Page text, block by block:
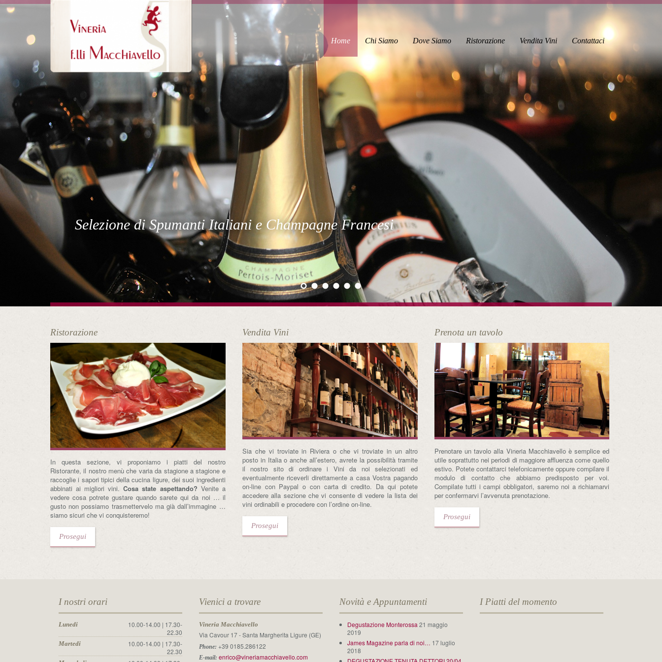
Home Chi Siamo Dove Siamo Ristorazione Vendita Vini Contattaci
Selezione di Spumanti Italiani e Champagne Francesi
Ristorazione
In questa sezione, vi proponiamo i piatti del nostro
Ristorante, il nostro menù che varia da stagione a stagione e
raccoglie i sapori tipici della cucina ligure, dei suoi ingredienti
abbinati ai migliori vini.Cosa state aspettando? Venite a
vedere cosa potrete gustare quando sarete qui da noi … il
gusto non possiamo trasmettervelo ma già dall’immagine …
siamo sicuri che vi conquisteremo!
Prosegui
Vendita Vini
Sia che vi troviate in Riviera o che vi troviate in un altro
posto in Italia o anche all’estero, avrete la possibilità tramite
il nostro sito di ordinare i Vini da noi selezionati ed
eventualmente riceverli direttamente a casa Vostra pagando
on-line con Paypal o con carta di credito. Da qui potete
accedere alla sezione che vi consente di vedere la lista dei
vini ordinabili e procedere con l’ordine on-line.
Prosegui
Prenota un tavolo
Prenotare un tavolo alla Vineria Macchiavello è semplice ed
utile soprattutto nei periodi di maggiore affluenza come quello
estivo. Potete contattarci telefonicamente oppure compilare il
modulo di contatto che abbiamo predisposto per voi.
Compilate tutti i campi obbligatori, saremo noi a richiamarvi
per confermarvi l’avvenuta prenotazione.
Prosegui
I nostri orari
Lunedi
10.00-14.00 | 17.30-
22.30
Martedi
10.00-14.00 | 17.30-
22.30
Vienici a trovare
Vineria Macchiavello
Via Cavour 17 - Santa Margherita Ligure (GE)
Phone: +39 0185.286122
E-mail: enrico@vineriamacchiavello.com
Novità e Appuntamenti
Degustazione Monterossa 21 maggio
2019
James Magazine parla di noi… 17 luglio
2018
I Piatti del momento